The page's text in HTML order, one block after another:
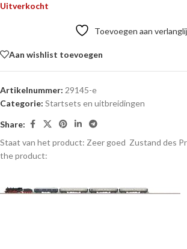
Uitverkocht
Toevoegen aan
Aan wishlist toevoegen
Artikelnummer: 29145-e
Categorie: Startsets en uitbreidingen
Share:
Staat van het product: Zeer goed Zustand des
the product: